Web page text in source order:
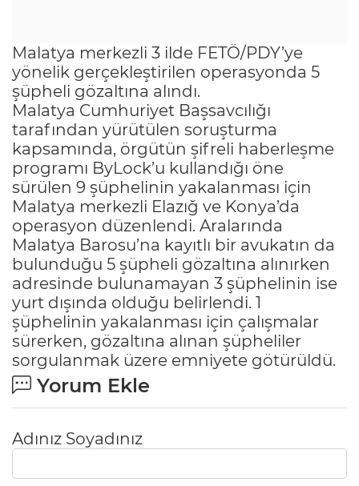
Malatya merkezli 3 ilde FETÖ/PDY’ye
yönelik gerçekleştirilen operasyonda 5
şüpheli gözaltına alındı.
Malatya Cumhuriyet Başsavcılığı
tarafından yürütülen soruşturma
kapsamında, örgütün şifreli haberleşme
programı ByLock’u kullandığı öne
sürülen 9 şüphelinin yakalanması için
Malatya merkezli Elazığ ve Konya’da
operasyon düzenlendi. Aralarında
Malatya Barosu’na kayıtlı bir avukatın da
bulunduğu 5 şüpheli gözaltına alınırken
adresinde bulunamayan 3 şüphelinin ise
yurt dışında olduğu belirlendi. 1
şüphelinin yakalanması için çalışmalar
sürerken, gözaltına alınan şüpheliler
sorgulanmak üzere emniyete götürüldü.
Yorum Ekle
Adınız Soyadınız